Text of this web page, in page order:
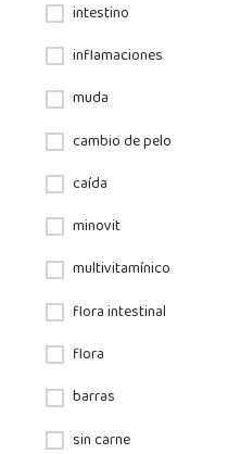
intestino
inflamaciones
muda
cambio de pelo
caída
minovit
multivitamínico
flora intestinal
flora
barras
sin carne